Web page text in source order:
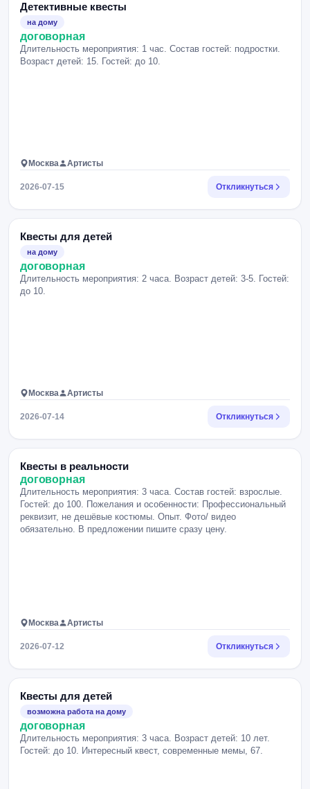
Детективные квесты
на дому
договорная
Длительность мероприятия: 1 час. Состав гостей: подростки.
Возраст детей: 15. Гостей: до 10.
Москва Артисты
2026-07-15 Откликнуться
Квесты для детей
на дому
договорная
Длительность мероприятия: 2 часа. Возраст детей: 3-5. Гостей:
до 10.
Москва Артисты
2026-07-14 Откликнуться
Квесты в реальности
договорная
Длительность мероприятия: 3 часа. Состав гостей: взрослые.
Гостей: до 100. Пожелания и особенности: Профессиональный
реквизит, не дешёвые костюмы. Опыт. Фото/ видео
обязательно. В предложении пишите сразу цену.
Москва Артисты
2026-07-12 Откликнуться
Квесты для детей
возможна работа на дому
договорная
Длительность мероприятия: 3 часа. Возраст детей: 10 лет.
Гостей: до 10. Интересный квест, современные мемы, 67.